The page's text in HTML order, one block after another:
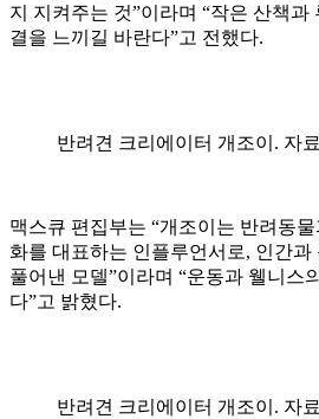
지 지켜주는 것”이라며 “작은 산책과
결을 느끼길 바란다”고 전했다.
반려견 크리에이터 개조이. 자
맥스큐 편집부는 “개조이는 반려동
화를 대표하는 인플루언서로, 인간과
풀어낸 모델”이라며 “운동과 웰니스
다”고 밝혔다.
반려견 크리에이터 개조이. 자